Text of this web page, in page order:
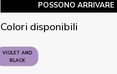
POSSONO
Colori disponibili
VIOLET AND
BLACK